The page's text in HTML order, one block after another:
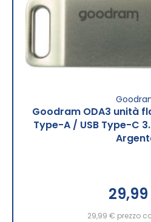
Goodram ODA3 unità
Type-A / USB Type-C
29,99 € prezzo